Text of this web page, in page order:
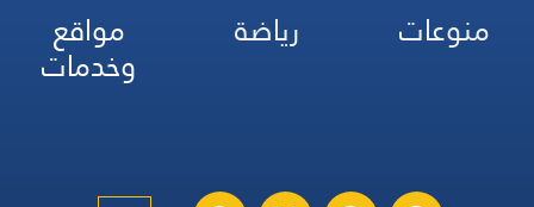
منوعات
رياضة مواقع
وخدمات